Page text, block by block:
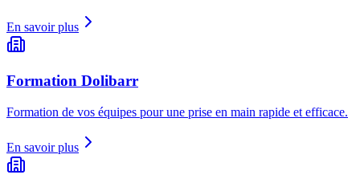
En savoir plus
Formation Dolibarr
Formation de vos équipes pour une prise en main rapide et efficace.
En savoir plus